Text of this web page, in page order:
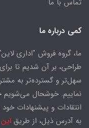
تماس با ما
کمی درباره ما
ما، گروه فروش "اداری
طراحی، بر آن شدیم تا
سهل‌تر و گسترده‌تر به
نماییم. خوشحال
انتقادات و پیشنهادات
به آدرس ذیل، از طریق